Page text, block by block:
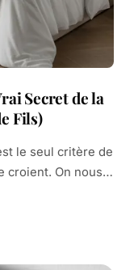
Secret de la
Fils)
le seul critère de
croient. On nous